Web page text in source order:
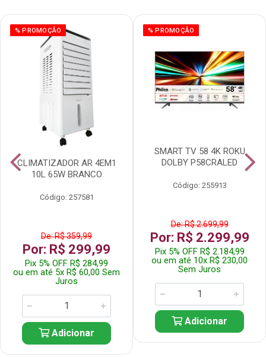
% PROMOÇÃO
CLIMATIZADOR AR 4EM1
10L 65W BRANCO
Código: 257581
De: R$ 359,99
Por: R$ 299,99
Pix 5% OFF R$ 284,99
ou em até 5x R$ 60,00 Sem
Juros
Adicionar
% PROMOÇÃO
SMART TV 58 4K ROKU
DOLBY P58CRALED
Código: 255913
De: R$ 2.699,99
Por: R$ 2.299,99
Pix 5% OFF R$ 2.184,99
ou em até 10x R$ 230,00
Sem Juros
Adicionar